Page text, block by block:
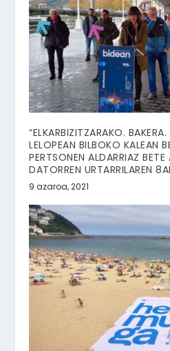
“ELKARBIZITZARAKO.
LELOPEAN BILBOKO KALEAN
PERTSONEN ALDARRIAZ
DATORREN URTARRILAREN
9 azaroa, 2021